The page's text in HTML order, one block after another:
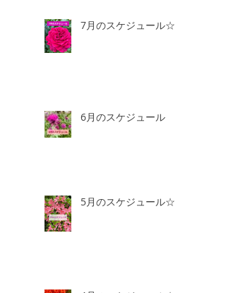
7月のスケジュール☆
6月のスケジュール
5月のスケジュール☆